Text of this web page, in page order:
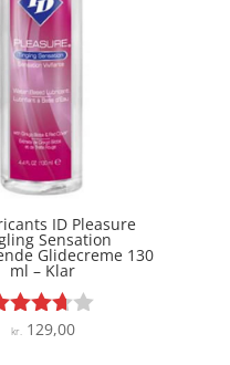
ID Pleasure
Sensation
Glidecreme 130
ml – Klar
Vurderet
kr.129,00